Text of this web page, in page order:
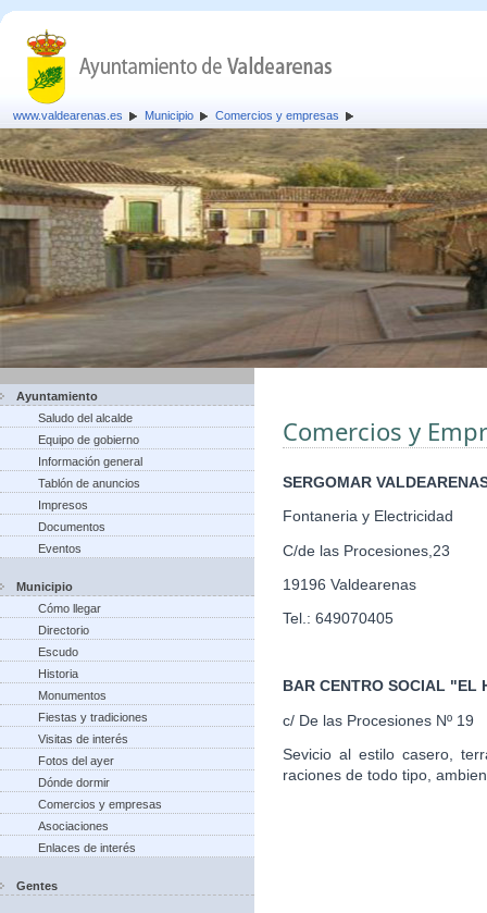
www.valdearenas.es Municipio Comercios y empresas
Ayuntamiento
Saludo del alcalde
Equipo de gobierno
Información general
Tablón de anuncios
Impresos
Documentos
Eventos
Municipio
Cómo llegar
Directorio
Escudo
Historia
Monumentos
Fiestas y tradiciones
Visitas de interés
Fotos del ayer
Dónde dormir
Comercios y empresas
Asociaciones
Enlaces de interés
Gentes
Comercios y
SERGOMAR
Fontaneria y Electricidad
C/de las Procesiones,23
19196 Valdearenas
Tel.: 649070405
BAR CENTRO SOCIAL "EL
c/ De las Procesiones Nº 19
Sevicio al estilo casero,
raciones de todo tipo,